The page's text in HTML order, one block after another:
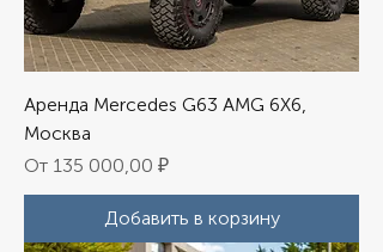
Аренда Mercedes G63 AMG 6Х6,
Москва
От 135 000,00 ₽
Цена со скидкой
Добавить в корзину